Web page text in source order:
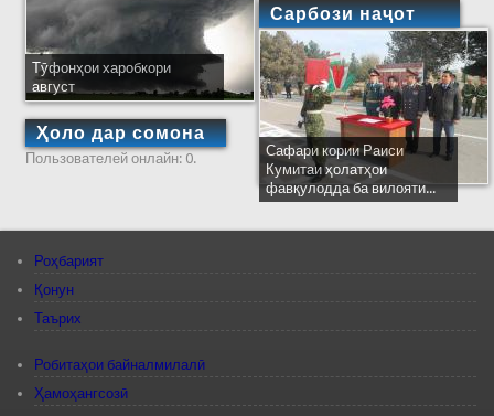
Тӯфонҳои харобкори
август
Ҳоло дар сомона
Пользователей онлайн: 0.
Сарбози наҷот
Сафари кории Раиси
Кумитаи ҳолатҳои
фавқулодда ба вилояти...
Роҳбарият
Қонун
Таърих
Робитаҳои байналмилалӣ
Ҳамоҳангсозӣ